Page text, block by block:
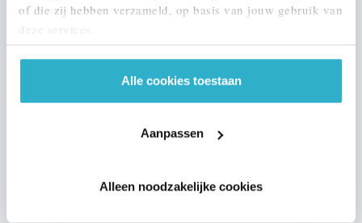
of die zij hebben verzameld, op basis van jouw gebruik van
deze services.
Alle cookies toestaan
Aanpassen
Alleen noodzakelijke cookies
Classic
234 km actieradius
Bekijk details